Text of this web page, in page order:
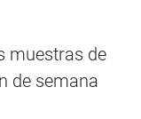
muestras de
de semana